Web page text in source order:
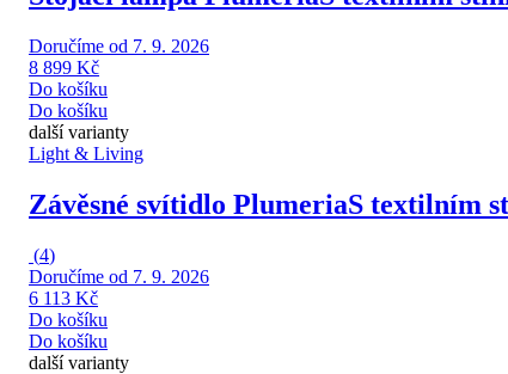
Doručíme od 7. 9. 2026
8 899 Kč
Do košíku
Do košíku
další varianty
Light & Living
Závěsné svítidlo PlumeriaS textilním
(4)
Doručíme od 7. 9. 2026
6 113 Kč
Do košíku
Do košíku
další varianty